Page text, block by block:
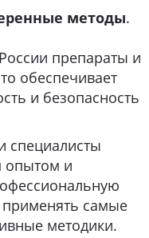
методы.
препараты и
обеспечивает
и безопасность
специалисты
опытом и
применять самые
методики.